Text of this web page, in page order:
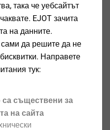
®
така че уебсайтът
EJOT зачита
на данните.
да решите да не
Направете
тук:
са съществени за
на сайта